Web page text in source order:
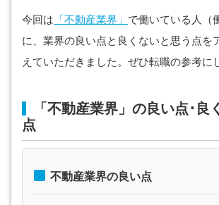
今回は 「不動産業界」 で働いている人（
に、業界の良い点と良くないと思う点を
えていただきました。ぜひ転職の参考に
「不動産業界」の良い点･良
点
不動産業界の良い点